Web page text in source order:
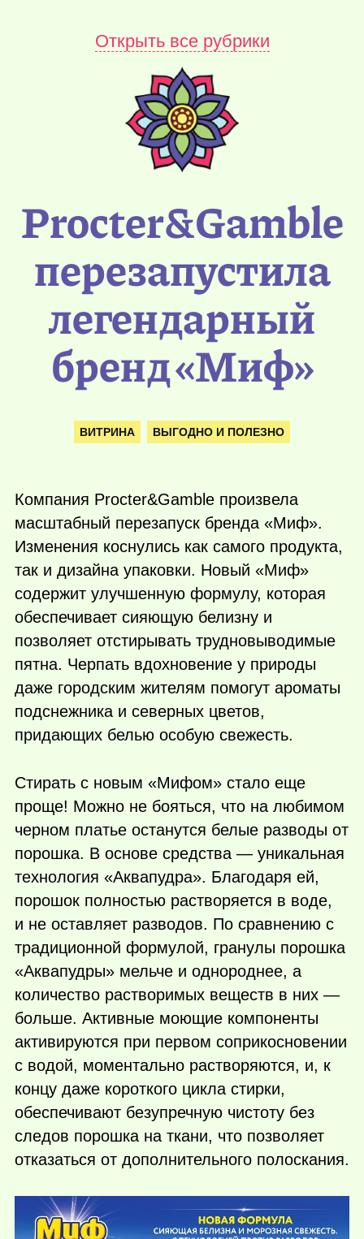
Открыть все рубрики
Procter&Gamble
перезапустила
легендарный
бренд «Миф»
ВИТРИНА ВЫГОДНО И ПОЛЕЗНО
Компания Procter&Gamble произвела
масштабный перезапуск бренда «Миф».
Изменения коснулись как самого продукта,
так и дизайна упаковки. Новый «Миф»
содержит улучшенную формулу, которая
обеспечивает сияющую белизну и
позволяет отстирывать трудновыводимые
пятна. Черпать вдохновение у природы
даже городским жителям помогут ароматы
подснежника и северных цветов,
придающих белью особую свежесть.
Стирать с новым «Мифом» стало еще
проще! Можно не бояться, что на любимом
черном платье останутся белые разводы от
порошка. В основе средства — уникальная
технология «Аквапудра». Благодаря ей,
порошок полностью растворяется в воде,
и не оставляет разводов. По сравнению с
традиционной формулой, гранулы порошка
«Аквапудры» мельче и однороднее, а
количество растворимых веществ в них —
больше. Активные моющие компоненты
активируются при первом соприкосновении
с водой, моментально растворяются, и, к
концу даже короткого цикла стирки,
обеспечивают безупречную чистоту без
следов порошка на ткани, что позволяет
отказаться от дополнительного полоскания.